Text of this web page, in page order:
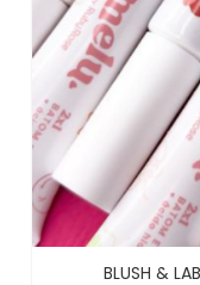
BLUSH &